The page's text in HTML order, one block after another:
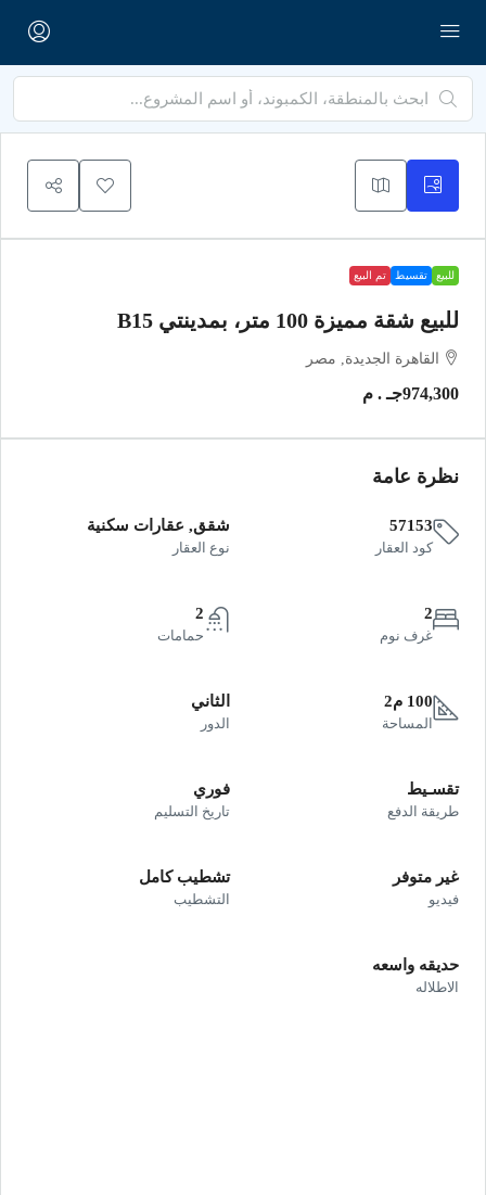
للبيع تقسيط تم البيع
للبيع شقة مميزة 100 متر، بمدينتي B15
القاهرة الجديدة, مصر
974,300جـ . م
نظرة عامة
57153
كود العقار
شقق, عقارات سكنية
نوع العقار
2
غرف نوم
2
حمامات
100 م2
المساحة
الثاني
الدور
تقسـيط
طريقة الدفع
فوري
تاريخ التسليم
غير متوفر
فيديو
تشطيب كامل
التشطيب
حديقه واسعه
الاطلاله